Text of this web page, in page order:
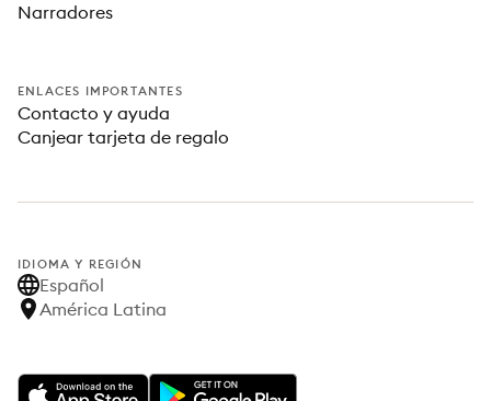
Narradores
ENLACES IMPORTANTES
Contacto y ayuda
Canjear tarjeta de regalo
IDIOMA Y REGIÓN
Español
América Latina